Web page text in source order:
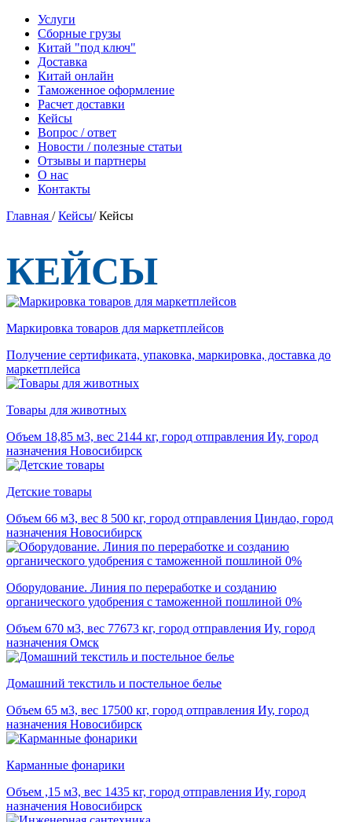
Услуги
Сборные грузы
Китай "под ключ"
Доставка
Китай онлайн
Таможенное оформление
Расчет доставки
Кейсы
Вопрос / ответ
Новости / полезные статьи
Отзывы и партнеры
О нас
Контакты
Главная /Кейсы/Кейсы
КЕЙСЫ
Маркировка товаров для маркетплейсов
Получение сертификата, упаковка, маркировка, доставка до
маркетплейса
Товары для животных
Объем 18,85 м3, вес 2144 кг, город отправления Иу, город
назначения Новосибирск
Детские товары
Объем 66 м3, вес 8 500 кг, город отправления Циндао, город
назначения Новосибирск
Оборудование. Линия по переработке и созданию
органического удобрения с таможенной пошлиной 0%
Объем 670 м3, вес 77673 кг, город отправления Иу, город
назначения Омск
Домашний текстиль и постельное белье
Объем 65 м3, вес 17500 кг, город отправления Иу, город
назначения Новосибирск
Карманные фонарики
Объем ,15 м3, вес 1435 кг, город отправления Иу, город
назначения Новосибирск